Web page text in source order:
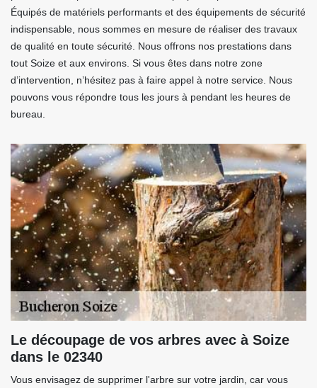
Équipés de matériels performants et des équipements de sécurité
indispensable, nous sommes en mesure de réaliser des travaux
de qualité en toute sécurité. Nous offrons nos prestations dans
tout Soize et aux environs. Si vous êtes dans notre zone
d’intervention, n’hésitez pas à faire appel à notre service. Nous
pouvons vous répondre tous les jours à pendant les heures de
bureau.
Le découpage de vos arbres avec à Soize
dans le 02340
Vous envisagez de supprimer l'arbre sur votre jardin, car vous